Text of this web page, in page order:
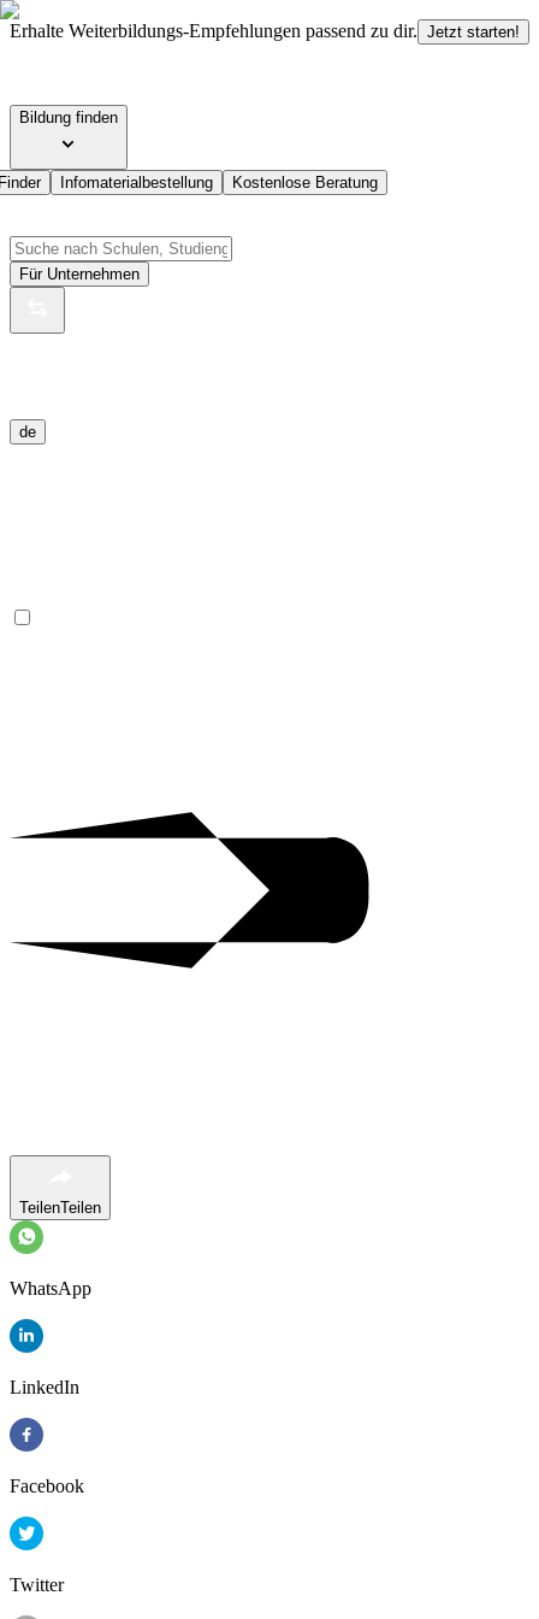
Erhalte Weiterbildungs-Empfehlungen passend zu dir. Jetzt starten!
Bildung finden
Infomaterialbestellung Kostenlose Beratung
Für Unternehmen
de
TeilenTeilen
WhatsApp
LinkedIn
Facebook
Twitter